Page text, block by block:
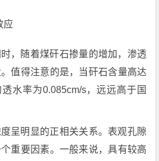
应
，随着煤矸石掺量的增加，渗透
值得注意的是，当矸石含量高达
水率为0.085cm/s，远远高于国
呈明显的正相关关系。表观孔隙
重要因素。一般来说，具有较高